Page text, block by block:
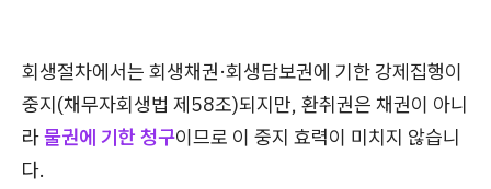
회생절차에서는 회생채권·회생담보권에 기한 강제집행이
중지(채무자회생법 제58조)되지만, 환취권은 채권이 아니
라물권에 기한 청구이므로 이 중지 효력이 미치지 않습니
다.